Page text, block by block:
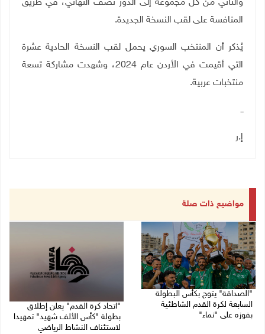
والثاني من كل مجموعة إلى الدور نصف النهائي، في طريق
المنافسة على لقب النسخة الجديدة.
يُذكر أن المنتخب السوري يحمل لقب النسخة الحادية عشرة
التي أقيمت في الأردن عام 2024، وشهدت مشاركة تسعة
منتخبات عربية.
ــ
إ.ر
مواضيع ذات صلة
"الصداقة" يتوج بكأس البطولة
السابعة لكرة القدم الشاطئية
بفوزه على "نماء"
"اتحاد كرة القدم" يعلن إطلاق
بطولة "كأس الألف شهيد" تمهيدا
لاستئناف النشاط الرياضي